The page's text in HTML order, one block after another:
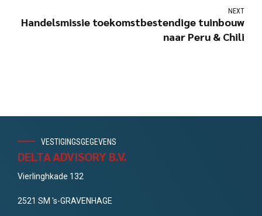
NEXT
Handelsmissie toekomstbestendige tuinbouw
naar Peru & Chili
VESTIGINGSGEGEVENS
DELTA ADVISORY B.V.
Vierlinghkade 132
2521 SM 's-GRAVENHAGE